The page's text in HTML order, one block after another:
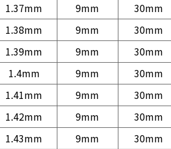
1.37mm 9mm 30mm
1.38mm 9mm 30mm
1.39mm 9mm 30mm
1.4mm 9mm 30mm
1.41mm 9mm 30mm
1.42mm 9mm 30mm
1.43mm 9mm 30mm